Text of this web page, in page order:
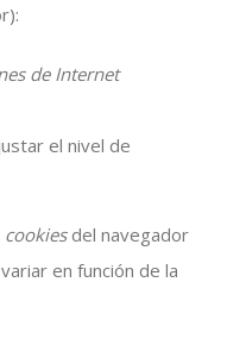
de Internet
el nivel de
cookiesdel navegador
en función de la